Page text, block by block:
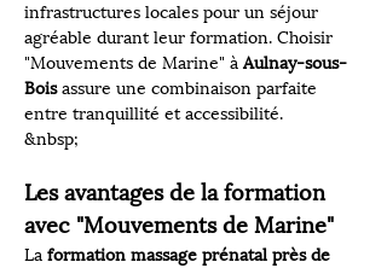
infrastructures locales pour un séjour
agréable durant leur formation. Choisir
"Mouvements de Marine" à Aulnay-sous-
Bois assure une combinaison parfaite
entre tranquillité et accessibilité.
&nbsp;
Les avantages de la formation
avec "Mouvements de Marine"
La formation massage prénatal près de